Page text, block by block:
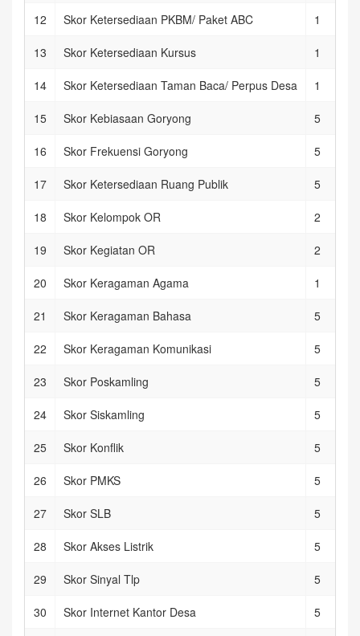
12 Skor Ketersediaan PKBM/ Paket ABC 1
13 Skor Ketersediaan Kursus 1
14 Skor Ketersediaan Taman Baca/ Perpus Desa 1
15 Skor Kebiasaan Goryong 5
16 Skor Frekuensi Goryong 5
17 Skor Ketersediaan Ruang Publik 5
18 Skor Kelompok OR 2
19 Skor Kegiatan OR 2
20 Skor Keragaman Agama 1
21 Skor Keragaman Bahasa 5
22 Skor Keragaman Komunikasi 5
23 Skor Poskamling 5
24 Skor Siskamling 5
25 Skor Konflik 5
26 Skor PMKS 5
27 Skor SLB 5
28 Skor Akses Listrik 5
29 Skor Sinyal Tlp 5
30 Skor Internet Kantor Desa 5